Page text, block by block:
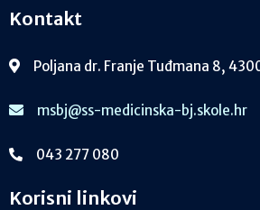
Kontakt
Poljana dr. Franje Tuđmana 8,
msbj@ss-medicinska-bj.skole.hr
043 277 080
Korisni linkovi